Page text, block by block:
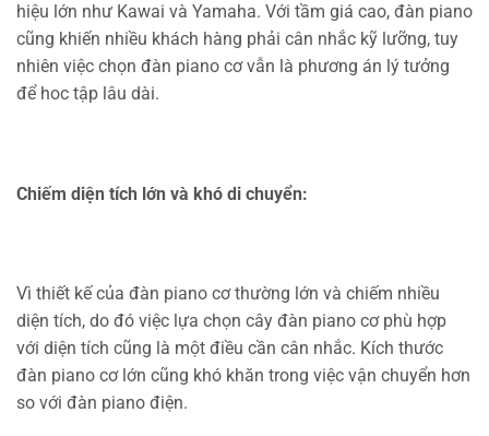
hiệu lớn như Kawai và Yamaha. Với tầm giá cao, đàn piano
cũng khiến nhiều khách hàng phải cân nhắc kỹ lưỡng, tuy
nhiên việc chọn đàn piano cơ vẫn là phương án lý tưởng
để hoc tập lâu dài.
Chiếm diện tích lớn và khó di chuyển:
Vì thiết kế của đàn piano cơ thường lớn và chiếm nhiều
diện tích, do đó việc lựa chọn cây đàn piano cơ phù hợp
với diện tích cũng là một điều cần cân nhắc. Kích thước
đàn piano cơ lớn cũng khó khăn trong việc vận chuyển hơn
so với đàn piano điện.